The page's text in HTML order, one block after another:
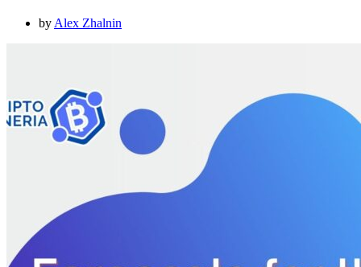
by Alex Zhalnin